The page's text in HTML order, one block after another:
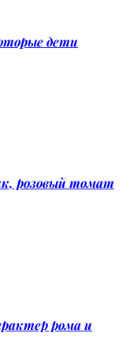
дети
розовый томат
рома и